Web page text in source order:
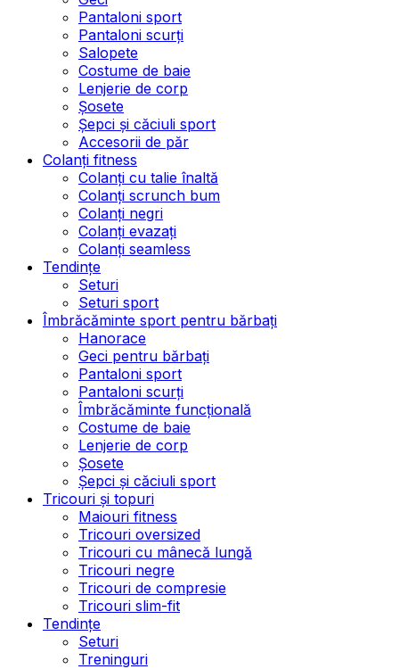
Pantaloni sport
Pantaloni scurți
Salopete
Costume de baie
Lenjerie de corp
Șosete
Șepci și căciuli sport
Accesorii de păr
Colanți fitness
Colanți cu talie înaltă
Colanți scrunch bum
Colanți negri
Colanți evazați
Colanți seamless
Tendințe
Seturi
Seturi sport
Îmbrăcăminte sport pentru bărbați
Hanorace
Geci pentru bărbați
Pantaloni sport
Pantaloni scurți
Îmbrăcăminte funcțională
Costume de baie
Lenjerie de corp
Șosete
Șepci și căciuli sport
Tricouri și topuri
Maiouri fitness
Tricouri oversized
Tricouri cu mânecă lungă
Tricouri negre
Tricouri de compresie
Tricouri slim-fit
Tendințe
Seturi
Treninguri